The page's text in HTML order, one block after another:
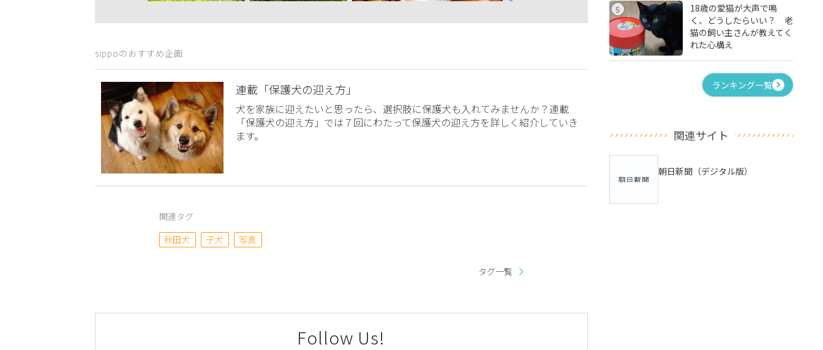
sippoのおすすめ企画
連載「保護犬の迎え方」
犬を家族に迎えたいと思ったら、選択肢に保護犬も入れてみませんか？連載
「保護犬の迎え方」では７回にわたって保護犬の迎え方を詳しく紹介していき
ます。
関連タグ
秋田犬
子犬 写真
タグ一覧
Follow Us!
5
18歳の愛猫が大声で鳴
く、どうしたらいい？ 老
猫の飼い主さんが教えてく
れた心構え
ランキング一覧
関連サイト
朝日新聞（デジタル版）